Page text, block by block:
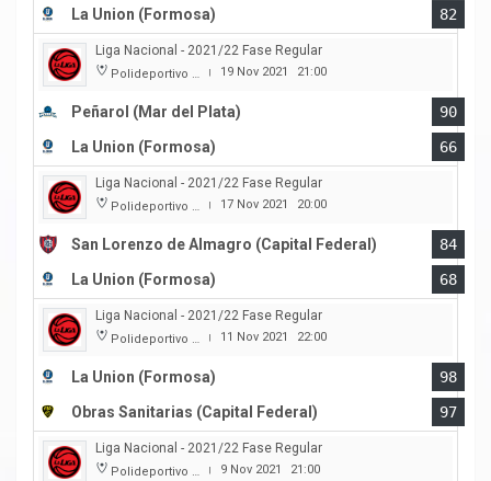
La Union (Formosa)
82
Liga Nacional - 2021/22 Fase Regular
Polideportivo Islas Malvinas | 19 Nov 2021 21:00
Peñarol (Mar del Plata)
90
La Union (Formosa)
66
Liga Nacional - 2021/22 Fase Regular
Polideportivo Roberto Pando | 17 Nov 2021 20:00
San Lorenzo de Almagro (Capital Federal)
84
La Union (Formosa)
68
Liga Nacional - 2021/22 Fase Regular
Polideportivo Cincuentenario | 11 Nov 2021 22:00
La Union (Formosa)
98
Obras Sanitarias (Capital Federal)
97
Liga Nacional - 2021/22 Fase Regular
Polideportivo Cincuentenario | 9 Nov 2021 21:00